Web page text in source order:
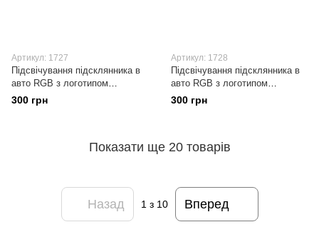
Артикул: 1727
Підсвічування підсклянника в
авто RGB з логотипом
автомобіля
300 грн
Артикул: 1728
Підсвічування підсклянника в
авто RGB з логотипом
автомобіля
300 грн
Показати ще 20 товарів
Назад 1 з 10 Вперед